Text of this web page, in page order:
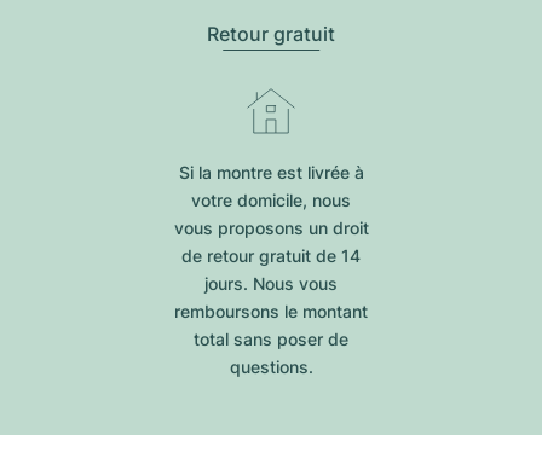
Retour gratuit
Si la montre est livrée à
votre domicile, nous
vous proposons un droit
de retour gratuit de 14
jours. Nous vous
remboursons le montant
total sans poser de
questions.